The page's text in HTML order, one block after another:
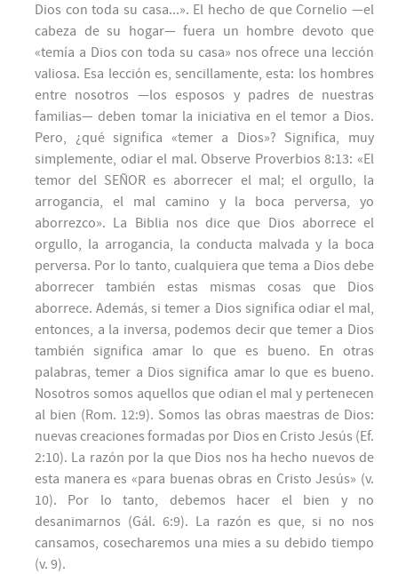
Dios con toda su casa...». El hecho de que Cornelio —el
cabeza de su hogar— fuera un hombre devoto que
«temía a Dios con toda su casa» nos ofrece una lección
valiosa. Esa lección es, sencillamente, esta: los hombres
entre nosotros —los esposos y padres de nuestras
familias— deben tomar la iniciativa en el temor a Dios.
Pero, ¿qué significa «temer a Dios»? Significa, muy
simplemente, odiar el mal. Observe Proverbios 8:13: «El
temor del SEÑOR es aborrecer el mal; el orgullo, la
arrogancia, el mal camino y la boca perversa, yo
aborrezco». La Biblia nos dice que Dios aborrece el
orgullo, la arrogancia, la conducta malvada y la boca
perversa. Por lo tanto, cualquiera que tema a Dios debe
aborrecer también estas mismas cosas que Dios
aborrece. Además, si temer a Dios significa odiar el mal,
entonces, a la inversa, podemos decir que temer a Dios
también significa amar lo que es bueno. En otras
palabras, temer a Dios significa amar lo que es bueno.
Nosotros somos aquellos que odian el mal y pertenecen
al bien (Rom. 12:9). Somos las obras maestras de Dios:
nuevas creaciones formadas por Dios en Cristo Jesús (Ef.
2:10). La razón por la que Dios nos ha hecho nuevos de
esta manera es «para buenas obras en Cristo Jesús» (v.
10). Por lo tanto, debemos hacer el bien y no
desanimarnos (Gál. 6:9). La razón es que, si no nos
cansamos, cosecharemos una mies a su debido tiempo
(v. 9).